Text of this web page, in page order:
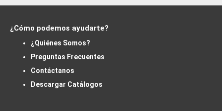
¿Cómo podemos ayudarte?
¿Quiénes Somos?
Preguntas Frecuentes
Contáctanos
Descargar Catálogos